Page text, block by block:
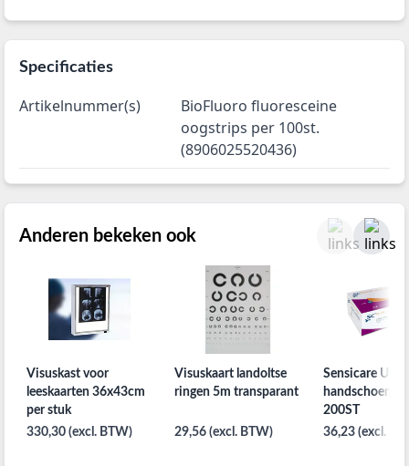
Specificaties
Artikelnummer(s)
BioFluoro fluoresceine
oogstrips per 100st.
(8906025520436)
Anderen bekeken ook
Visuskast voor
leeskaarten 36x43cm
per stuk
330,30 (excl. BTW)
Visuskaart landoltse
ringen 5m transparant
29,56 (excl. BTW)
Sensicare
handschoenen
200ST
36,23 (excl.